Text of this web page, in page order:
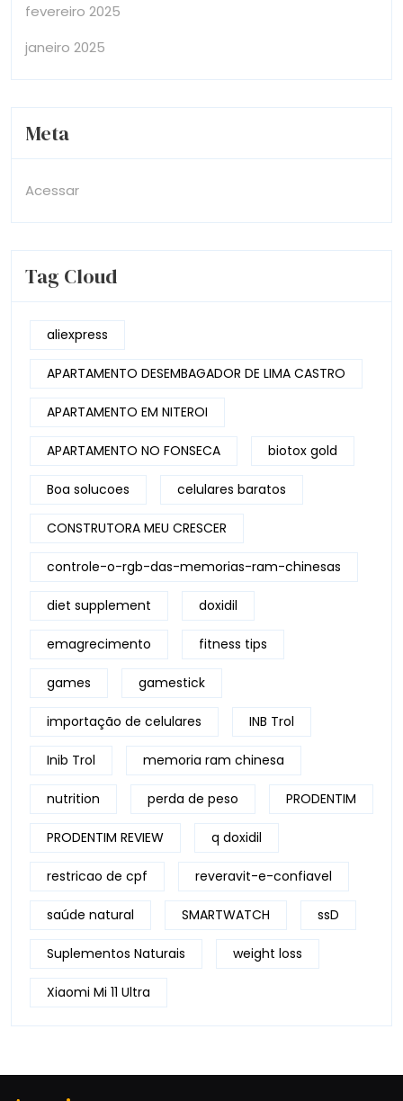
fevereiro 2025
janeiro 2025
Meta
Acessar
Tag Cloud
aliexpress
APARTAMENTO DESEMBAGADOR DE LIMA CASTRO
APARTAMENTO EM NITEROI
APARTAMENTO NO FONSECA biotox gold
Boa solucoes celulares baratos
CONSTRUTORA MEU CRESCER
controle-o-rgb-das-memorias-ram-chinesas
diet supplement doxidil
emagrecimento fitness tips
games gamestick
importação de celulares INB Trol
Inib Trol memoria ram chinesa
nutrition perda de peso PRODENTIM
PRODENTIM REVIEW q doxidil
restricao de cpf reveravit-e-confiavel
saúde natural SMARTWATCH ssD
Suplementos Naturais weight loss
Xiaomi Mi 11 Ultra